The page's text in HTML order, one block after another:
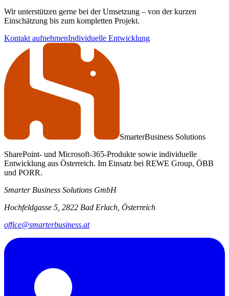
Wir unterstützen gerne bei der Umsetzung – von der kurzen
Einschätzung bis zum kompletten Projekt.
Kontakt aufnehmenIndividuelle Entwicklung
SmarterBusiness Solutions
SharePoint- und Microsoft-365-Produkte sowie individuelle
Entwicklung aus Österreich. Im Einsatz bei REWE Group, ÖBB
und PORR.
Smarter Business Solutions GmbH
Hochfeldgasse 5, 2822 Bad Erlach, Österreich
office@smarterbusiness.at